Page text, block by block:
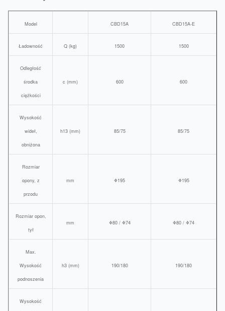
Model CBD15A CBD15A-E
Ładowność Q (kg) 1500 1500
Odległość
środka
ciężkości
c (mm) 600 600
Wysokość
wideł,
obniżona
h13 (mm) 85/75 85/75
Rozmiar
opony, z
przodu
mm Φ195 Φ195
Rozmiar opon,
tył
mm Φ80 / Φ74 Φ80 / Φ74
Max.
Wysokość
podnoszenia
h3 (mm) 190/180 190/180
Wysokość